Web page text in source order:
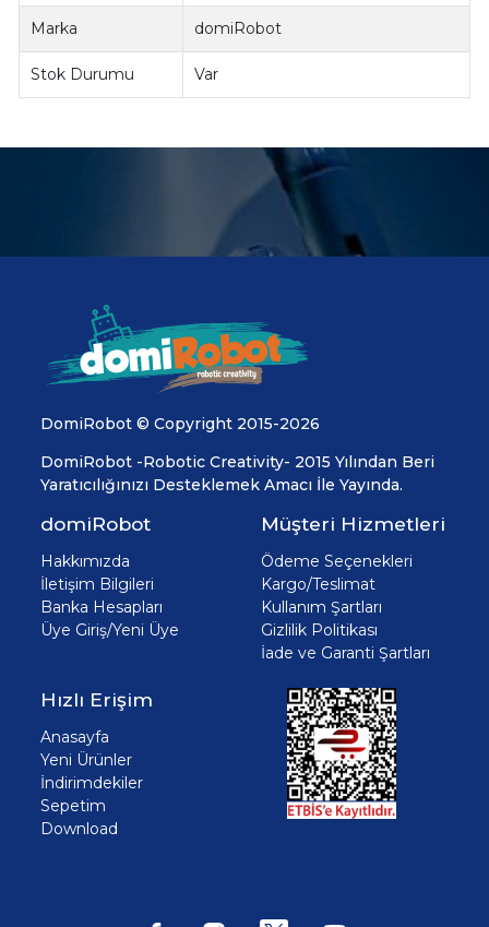
Marka domiRobot
Stok Durumu Var
DomiRobot © Copyright 2015-2026
DomiRobot -Robotic Creativity- 2015 Yılından Beri
Yaratıcılığınızı Desteklemek Amacı İle Yayında.
domiRobot
Hakkımızda
İletişim Bilgileri
Banka Hesapları
Üye Giriş/Yeni Üye
Müşteri Hizmetleri
Ödeme Seçenekleri
Kargo/Teslimat
Kullanım Şartları
Gizlilik Politikası
İade ve Garanti Şartları
Hızlı Erişim
Anasayfa
Yeni Ürünler
İndirimdekiler
Sepetim
Download